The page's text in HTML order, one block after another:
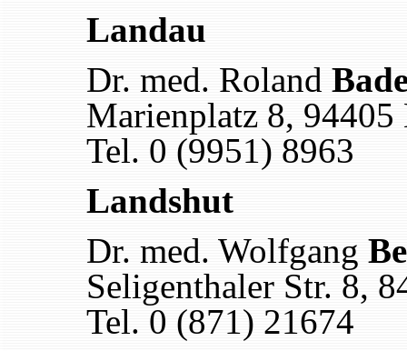
Landau
Dr. med. Roland
Marienplatz 8, 94405
Tel. 0 (9951) 8963
Landshut
Dr. med. Wolfgang
Seligenthaler Str. 8,
Tel. 0 (871) 21674